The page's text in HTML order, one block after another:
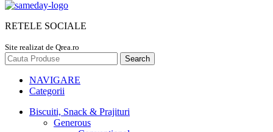
RETELE SOCIALE
Site realizat de Qrea.ro
Search
NAVIGARE
Categorii
Biscuiti, Snack & Prajituri
Generous